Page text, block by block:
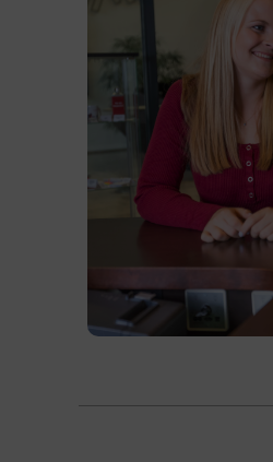
Terminübersicht